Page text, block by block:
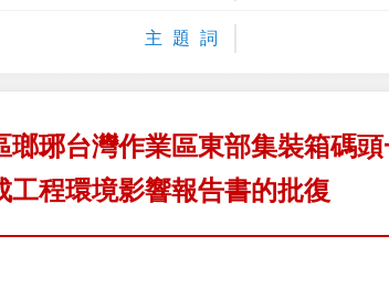
主 題 詞
瑯琊台灣作業區東部集裝箱碼
工程環境影響報告書的批復